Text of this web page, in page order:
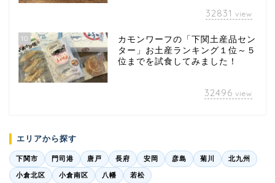
32831 view
10
カモンワーフの「下関土産品セン
ター」お土産ランキング１位～５
位までを試食してみました！
32496 view
エリアから探す
下関市 門司港 唐戸 長府 安岡 彦島 菊川 北九州
小倉北区 小倉南区 八幡 若松